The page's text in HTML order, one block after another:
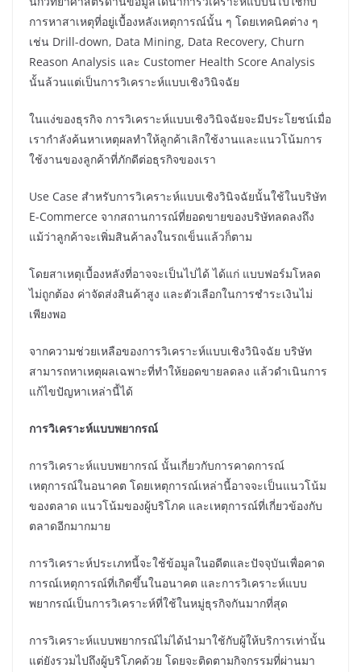
การหาสาเหตุที่อยู่เบื้องหลังเหตุการณ์นั้น ๆ โดยเทคนิคต่าง ๆ
เช่น Drill-down, Data Mining, Data Recovery, Churn
Reason Analysis และ Customer Health Score Analysis
นั้นล้วนแต่เป็นการวิเคราะห์แบบเชิงวินิจฉัย
ในแง่ของธุรกิจ การวิเคราะห์แบบเชิงวินิจฉัยจะมีประโยชน์เมื่อ
เรากำลังค้นหาเหตุผลทำให้ลูกค้าเลิกใช้งานและแนวโน้มการ
ใช้งานของลูกค้าที่ภักดีต่อธุรกิจของเรา
Use Case สำหรับการวิเคราะห์แบบเชิงวินิจฉัยนั้นใช้ในบริษัท
E-Commerce จากสถานการณ์ที่ยอดขายของบริษัทลดลงถึง
แม้ว่าลูกค้าจะเพิ่มสินค้าลงในรถเข็นแล้วก็ตาม
โดยสาเหตุเบื้องหลังที่อาจจะเป็นไปได้ ได้แก่ แบบฟอร์มโหลด
ไม่ถูกต้อง ค่าจัดส่งสินค้าสูง และตัวเลือกในการชำระเงินไม่
เพียงพอ
จากความช่วยเหลือของการวิเคราะห์แบบเชิงวินิจฉัย บริษัท
สามารถหาเหตุผลเฉพาะที่ทำให้ยอดขายลดลง แล้วดำเนินการ
แก้ไขปัญหาเหล่านี้ได้
การวิเคราะห์แบบพยากรณ์
การวิเคราะห์แบบพยากรณ์ นั้นเกี่ยวกับการคาดการณ์
เหตุการณ์ในอนาคต โดยเหตุการณ์เหล่านี้อาจจะเป็นแนวโน้ม
ของตลาด แนวโน้มของผู้บริโภค และเหตุการณ์ที่เกี่ยวข้องกับ
ตลาดอีกมากมาย
การวิเคราะห์ประเภทนี้จะใช้ข้อมูลในอดีตและปัจจุบันเพื่อคาด
การณ์เหตุการณ์ที่เกิดขึ้นในอนาคต และการวิเคราะห์แบบ
พยากรณ์เป็นการวิเคราะห์ที่ใช้ในหมู่ธุรกิจกันมากที่สุด
การวิเคราะห์แบบพยากรณ์ไม่ได้นำมาใช้กับผู้ให้บริการเท่านั้น
แต่ยังรวมไปถึงผู้บริโภคด้วย โดยจะติดตามกิจกรรมที่ผ่านมา